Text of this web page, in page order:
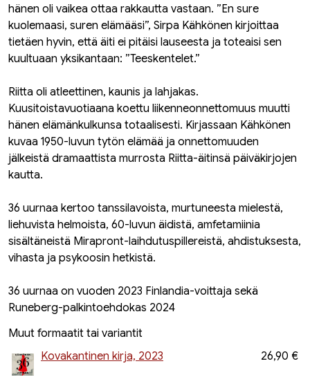
hänen oli vaikea ottaa rakkautta vastaan. ”En sure
kuolemaasi, suren elämääsi”, Sirpa Kähkönen kirjoittaa
tietäen hyvin, että äiti ei pitäisi lauseesta ja toteaisi sen
kuultuaan yksikantaan: ”Teeskentelet.”
Riitta oli atleettinen, kaunis ja lahjakas.
Kuusitoistavuotiaana koettu liikenneonnettomuus muutti
hänen elämänkulkunsa totaalisesti. Kirjassaan Kähkönen
kuvaa 1950-luvun tytön elämää ja onnettomuuden
jälkeistä dramaattista murrosta Riitta-äitinsä päiväkirjojen
kautta.
36 uurnaa kertoo tanssilavoista, murtuneesta mielestä,
liehuvista helmoista, 60-luvun äidistä, amfetamiinia
sisältäneistä Mirapront-laihdutuspillereistä, ahdistuksesta,
vihasta ja psykoosin hetkistä.
36 uurnaa on vuoden 2023 Finlandia-voittaja sekä
Runeberg-palkintoehdokas 2024
Muut formaatit tai variantit
Kovakantinen kirja, 2023
26,90 €